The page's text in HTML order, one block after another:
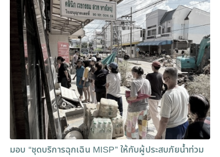
มอบ “ชุดบริการฉุกเฉิน MISP” ให้กับผู้ประสบภัยน้ำท่วม